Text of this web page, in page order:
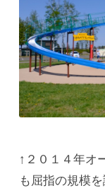
↑２０１４年オ
も屈指の規模